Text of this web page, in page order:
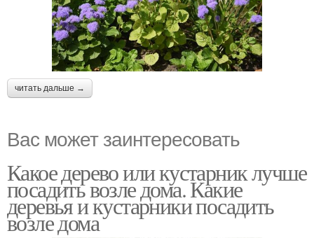
читать дальше →
Вас может заинтересовать
Какое дерево или кустарник лучше
посадить возле дома. Какие
деревья и кустарники посадить
возле дома